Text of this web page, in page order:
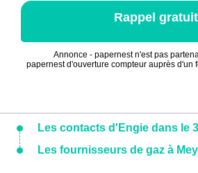
Rappel gratuit
Annonce - papernest n'est pas
papernest d'ouverture compteur auprès d'un
Les contacts d'Engie dans le
Les fournisseurs de gaz à